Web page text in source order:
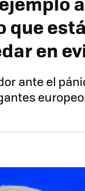
que está
en
ante el